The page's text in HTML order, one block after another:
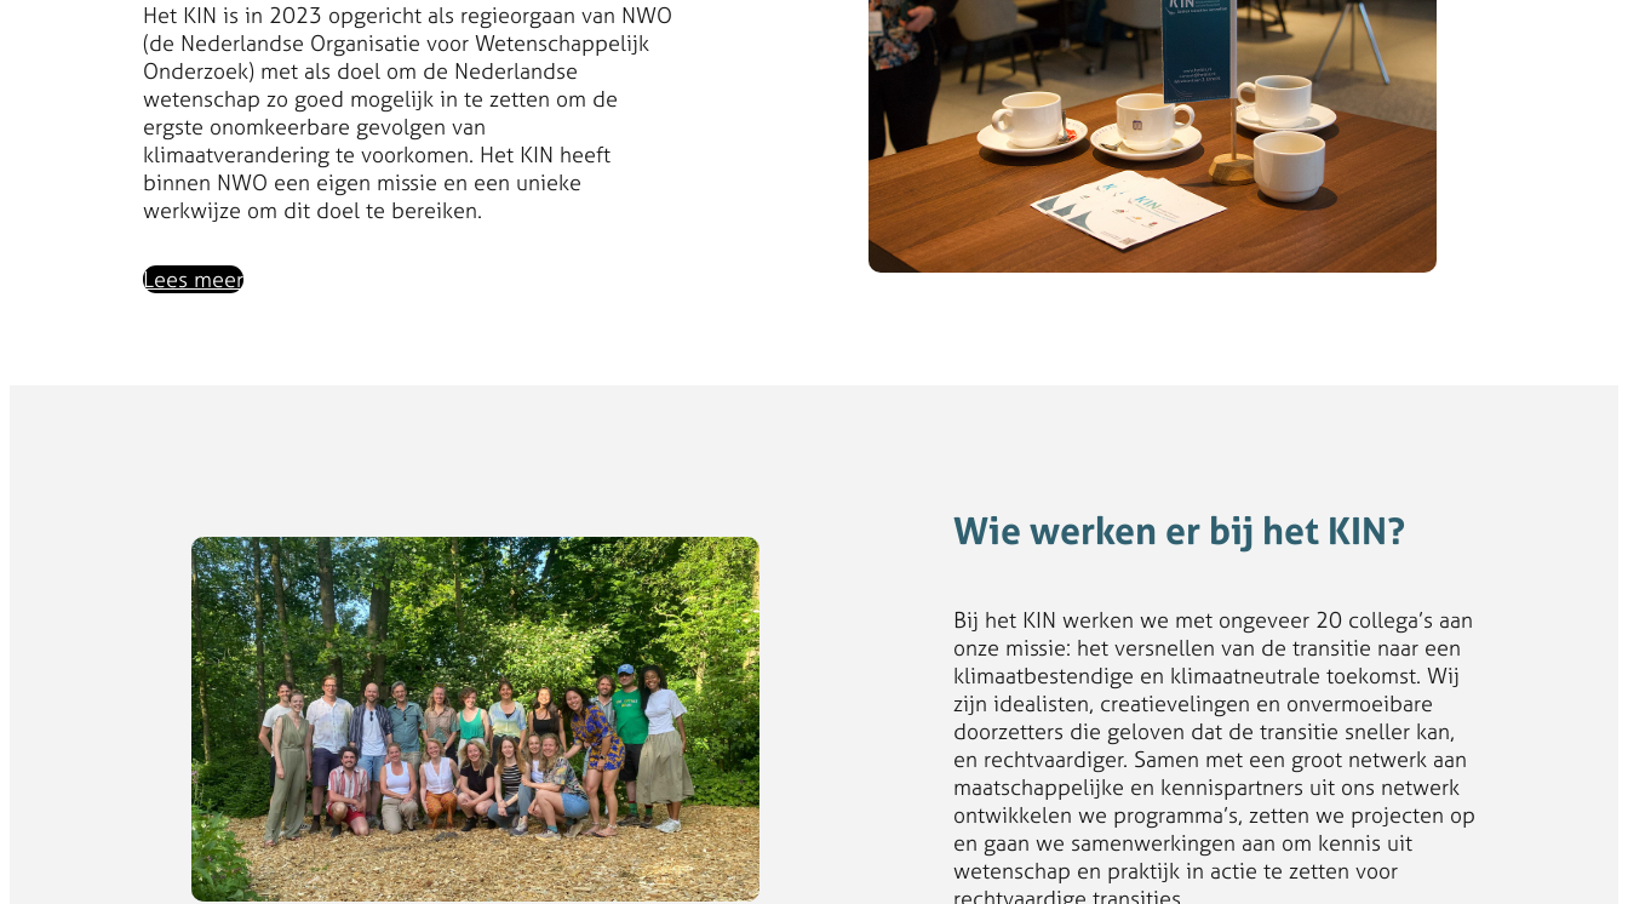
Het KIN is in 2023 opgericht als regieorgaan van NWO
(de Nederlandse Organisatie voor Wetenschappelijk
Onderzoek) met als doel om de Nederlandse
wetenschap zo goed mogelijk in te zetten om de
ergste onomkeerbare gevolgen van
klimaatverandering te voorkomen. Het KIN heeft
binnen NWO een eigen missie en een unieke
werkwijze om dit doel te bereiken.
Lees meer
Wie werken er bij het KIN?
Bij het KIN werken we met ongeveer 20 collega’s aan
onze missie: het versnellen van de transitie naar een
klimaatbestendige en klimaatneutrale toekomst. Wij
zijn idealisten, creatievelingen en onvermoeibare
doorzetters die geloven dat de transitie sneller kan,
en rechtvaardiger. Samen met een groot netwerk aan
maatschappelijke en kennispartners uit ons netwerk
ontwikkelen we programma’s, zetten we projecten op
en gaan we samenwerkingen aan om kennis uit
wetenschap en praktijk in actie te zetten voor